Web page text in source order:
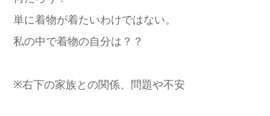
単に着物が着たいわけではない。
私の中で着物の自分は？？
※右下の家族との関係、問題や不安